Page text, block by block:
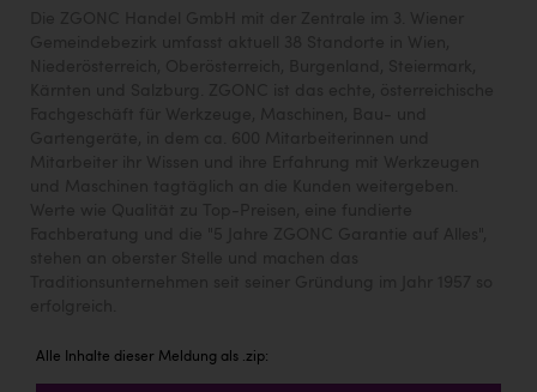
Alle Inhalte dieser Meldung als .zip: